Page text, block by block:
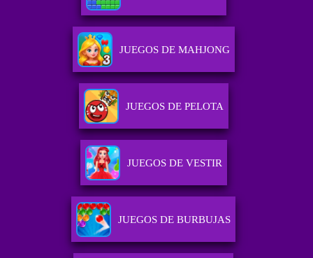
JUEGOS DE MAHJONG
JUEGOS DE PELOTA
JUEGOS DE VESTIR
JUEGOS DE BURBUJAS